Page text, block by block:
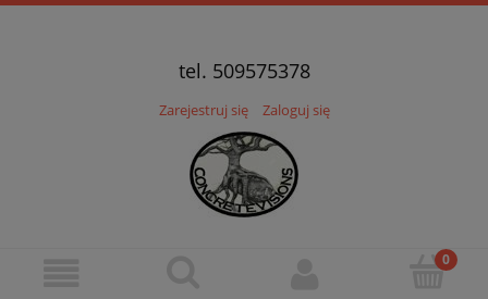
tel. 509575378
Zarejestruj się Zaloguj się